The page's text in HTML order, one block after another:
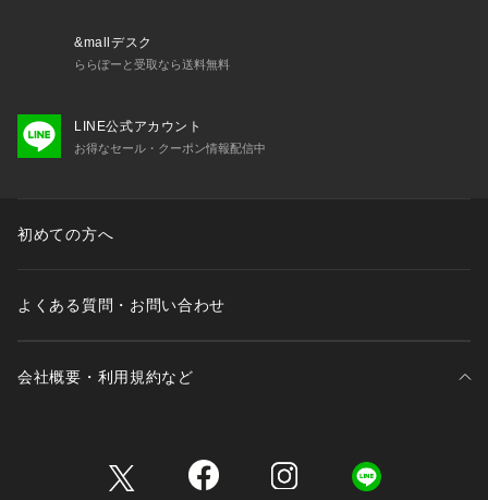
&mallデスク
ららぽーと受取なら送料無料
LINE公式アカウント
お得なセール・クーポン情報配信中
初めての方へ
よくある質問・お問い合わせ
会社概要・利用規約など